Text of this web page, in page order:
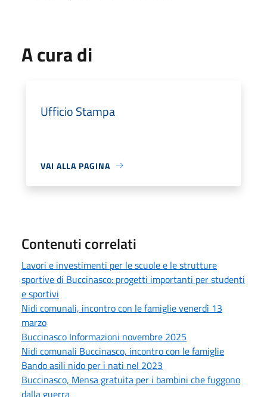
A cura di
Ufficio Stampa
VAI ALLA PAGINA
Contenuti correlati
Lavori e investimenti per le scuole e le strutture
sportive di Buccinasco: progetti importanti per studenti
e sportivi
Nidi comunali, incontro con le famiglie venerdì 13
marzo
Buccinasco Informazioni novembre 2025
Nidi comunali Buccinasco, incontro con le famiglie
Bando asili nido per i nati nel 2023
Buccinasco, Mensa gratuita per i bambini che fuggono
dalla guerra